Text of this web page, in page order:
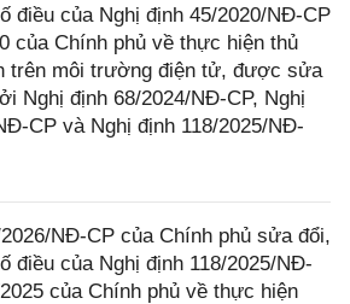
điều của Nghị định 45/2020/NĐ-CP
của Chính phủ về thực hiện thủ
trên môi trường điện tử, được sửa
Nghị định 68/2024/NĐ-CP, Nghị
CP và Nghị định 118/2025/NĐ-
NĐ-CP của Chính phủ sửa đổi,
điều của Nghị định 118/2025/NĐ-
của Chính phủ về thực hiện